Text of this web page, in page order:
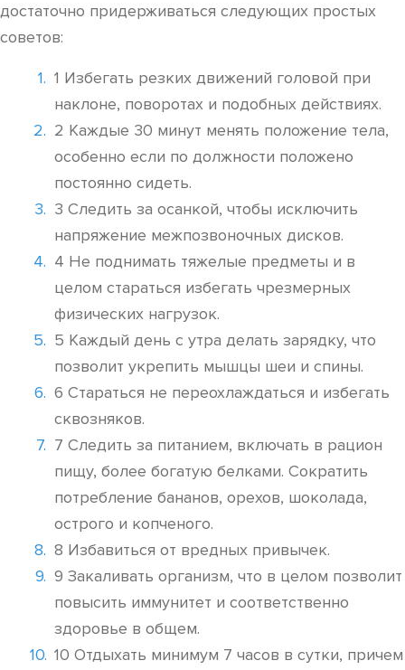
достаточно придерживаться следующих простых
советов:
1 Избегать резких движений головой при
наклоне, поворотах и подобных действиях.
2 Каждые 30 минут менять положение тела,
особенно если по должности положено
постоянно сидеть.
3 Следить за осанкой, чтобы исключить
напряжение межпозвоночных дисков.
4 Не поднимать тяжелые предметы и в
целом стараться избегать чрезмерных
физических нагрузок.
5 Каждый день с утра делать зарядку, что
позволит укрепить мышцы шеи и спины.
6 Стараться не переохлаждаться и избегать
сквозняков.
7 Следить за питанием, включать в рацион
пищу, более богатую белками. Сократить
потребление бананов, орехов, шоколада,
острого и копченого.
8 Избавиться от вредных привычек.
9 Закаливать организм, что в целом позволит
повысить иммунитет и соответственно
здоровье в общем.
10 Отдыхать минимум 7 часов в сутки, причем